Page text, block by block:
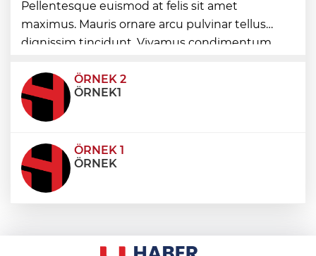
Türkiye ile Vietnam arasında 'hava'da
yeni dönem... Sefer kapasitesi artırıldı
Pellentesque euismod at felis sit amet
maximus. Mauris ornare arcu pulvinar tellus
dignissim tincidunt. Vivamus condimentum
condimentum eros et, faucibus sapien. Praese
ÖRNEK 2
ÖRNEK1
ÖRNEK 1
ÖRNEK